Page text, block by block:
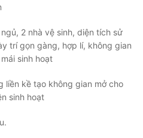
2 nhà vệ sinh, diện tích sử
trí gọn gàng, hợp lí, không gian
sinh hoạt
liền kề tạo không gian mở cho
sinh hoạt